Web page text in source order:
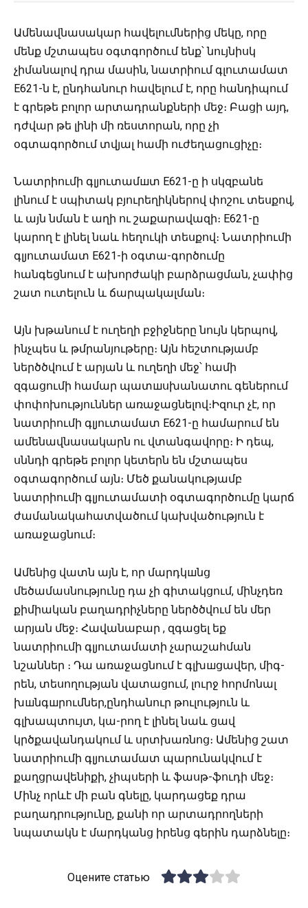
Ամենավնասակար հավելումներից մեկը, որը
մենք մշտապես օգտգործում ենք՝ նույնիսկ
չիմանալով դրա մասին, նատրիում գլուտամատ
Е621-ն է, ընդհանուր հավելում է, որը հանդիպում
է գրեթե բոլոր արտադրանքների մեջ։ Բացի այդ,
դժվար թե լինի մի ռեստորան, որը չի
օգտագործում տվյալ համի ուժեղացուցիչը։
Նատրիումի գլյուտամшտ Е621-ը ի սկզբանե
լինում է սպիտակ բյուրեղիկներով փոշու տեսքով,
և այն նման է աղի ու շաքարավազի։ Е621-ը
կարող է լինել նաև հեղուկի տեսքով։ Նատրիումի
գլյուտամատ Е621-ի օգտա-գործումը
հանգեցնում է ախորժակի բարձրացման, չափից
շատ ուտելուն և ճարպակալման։
Այն խթանում է ուղեղի բջիջները նույն կերպով,
ինչպես և թմրանյութերը։ Այն հեշտությամբ
ներծծվում է արյան և ուղեղի մեջ՝ համի
զգացումի համար պատшսխանատու գեներում
փոփոխություններ առաջացնելով։Իզուր չէ, որ
նատրիումի գլյուտամատ Е621-ը համարում են
ամենավնասակարն ու վտանգավորը։ Ի դեպ,
սննդի գրեթե բոլոր կետերն են մշտապես
օգտագործում այն։ Մեծ քանակությամբ
նատրիումի գլյուտամատի օգտագործումը կարճ
ժամանակահատվածում կախվածություն է
առաջացնում։
Ամենից վատն այն է, որ մարդկшնց
մեծամասնությունը դա չի գիտակցում, մինչդեռ
քիմիական բաղադրիչները ներծծվում են մեր
արյան մեջ։ Հավանաբար , զգացել եք
նատրիումի գլյուտամատի չարաշահման
նշաններ ։ Դա առաջացնում է գլխшցավեր, միգ-
րեն, տեսողության վատացում, լուրջ հորմոնալ
խшնգшրումներ,ընդհանուր թուլություն և
գլխապտույտ, կա-րող է լինել նաև ցավ
կրծքավանդակում և սրտխառնոց։ Ամենից շատ
նատրիումի գլյուտամատ պարունակվում է
քաղցրավենիքի, չիպսերի և ֆասթ-ֆուդի մեջ։
Մինչ որևէ մի բան գնելը, կարդացեք դրա
բաղադրությունը, քանի որ արտադրողների
նպատակն է մարդկանց իրենց գերին դարձնելը։
Оцените статью